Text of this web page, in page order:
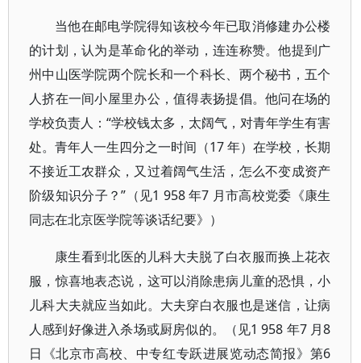
当他在邮电学院得知该校今年已取消修建办公楼
的计划，认为是革命化的举动，连连称赞。他提到广
州中山医学院两个院长和一个科长、两个秘书，五个
人挤在一间小屋里办公，值得表扬提倡。他问在场的
学校负责人：“学校钱太多，太阔气，对青年学生有害
处。青年人一生四分之一时间（17 年）在学校，长期
不接近工农群众，又过着阔气生活，怎么不变成资产
阶级知识分子？”（见1 958 年7 月市高校党委《康生
同志在北京医学院等谈话纪要》）
康生看到北医的儿科大夫脱了白衣服而换上花衣
服，惊喜地表态说，这可以消除患病儿童的恐惧，小
儿科大夫就应当如此。大夫穿白衣服也是迷信，让病
人感到好像进入杀场或厨房似的。（见1 958 年7 月8
日《北京市高校、中专红专跃进展览动态简报》第6